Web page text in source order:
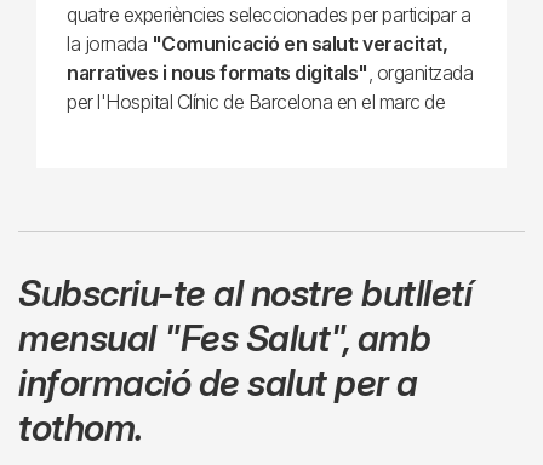
quatre experiències seleccionades per participar a
la jornada "Comunicació en salut: veracitat,
narratives i nous formats digitals" , organitzada
per l'Hospital Clínic de Barcelona en el marc de
Subscriu-te al nostre butlletí
mensual "Fes Salut",amb
informació de salut per a
tothom.